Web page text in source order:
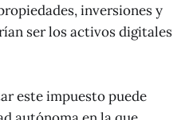
inversiones y
ser los activos digitales
este impuesto puede